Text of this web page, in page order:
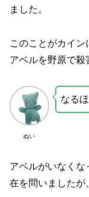
ました。
このことがカイ
アベルを野原で殺
ぬい
なる
アベルがいなく
在を問いましたが